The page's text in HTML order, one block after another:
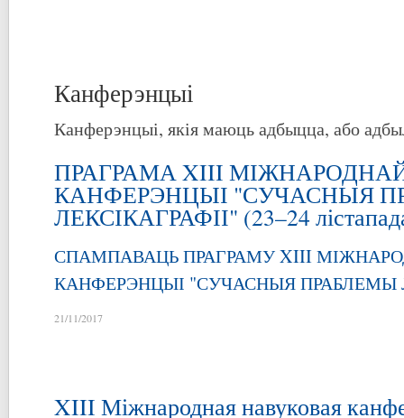
Канферэнцыі
Канферэнцыі, якія маюць адбыцца, або
ПРАГРАМА XIII
КАНФЕРЭНЦЫІ "СУЧАСНЫЯ
ЛЕКСІКАГРАФІІ" (23–24
СПАМПАВАЦЬ ПРАГРАМУ XIII
КАНФЕРЭНЦЫІ "СУЧАСНЫЯ ПРАБЛЕМЫ
21/11/2017
XIII Міжнародная навуковая